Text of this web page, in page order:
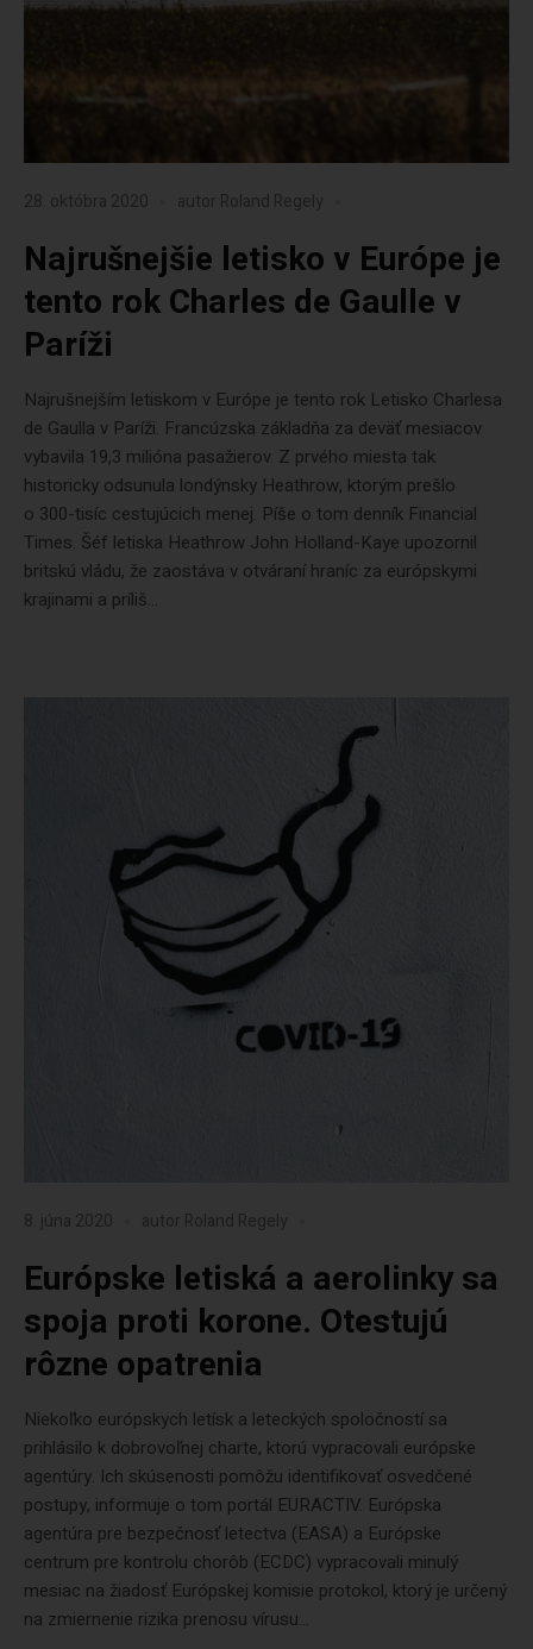
28. októbra 2020 autor Roland Regely
Najrušnejšie letisko v Európe je
tento rok Charles de Gaulle v
Paríži
Najrušnejším letiskom v Európe je tento rok Letisko Charlesa
de Gaulla v Paríži. Francúzska základňa za deväť mesiacov
vybavila 19,3 milióna pasažierov. Z prvého miesta tak
historicky odsunula londýnsky Heathrow, ktorým prešlo
o 300-tisíc cestujúcich menej. Píše o tom denník Financial
Times. Šéf letiska Heathrow John Holland-Kaye upozornil
britskú vládu, že zaostáva v otváraní hraníc za európskymi
krajinami a príliš...
8. júna 2020 autor Roland Regely
Európske letiská a aerolinky sa
spoja proti korone. Otestujú
rôzne opatrenia
Niekoľko európskych letísk a leteckých spoločností sa
prihlásilo k dobrovoľnej charte, ktorú vypracovali európske
agentúry. Ich skúsenosti pomôžu identifikovať osvedčené
postupy, informuje o tom portál EURACTIV. Európska
agentúra pre bezpečnosť letectva (EASA) a Európske
centrum pre kontrolu chorôb (ECDC) vypracovali minulý
mesiac na žiadosť Európskej komisie protokol, ktorý je určený
na zmiernenie rizika prenosu vírusu...